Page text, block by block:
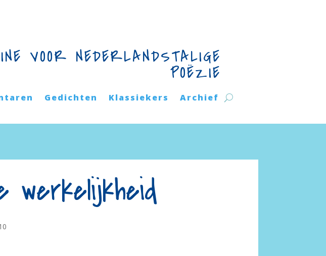
VOOR NEDERLANDSTALIGE
POËZIE
Gedichten Klassiekers Archief
werkelijkheid